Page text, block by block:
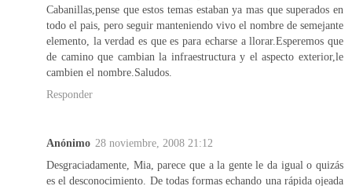
Cabanillas,pense que estos temas estaban ya mas que superados en
todo el pais, pero seguir manteniendo vivo el nombre de semejante
elemento, la verdad es que es para echarse a llorar.Esperemos que
de camino que cambian la infraestructura y el aspecto exterior,le
cambien el nombre.Saludos.
Responder
Anónimo 28 noviembre, 2008 21:12
Desgraciadamente, Mia, parece que a la gente le da igual o quizás
es el desconocimiento. De todas formas echando una rápida ojeada